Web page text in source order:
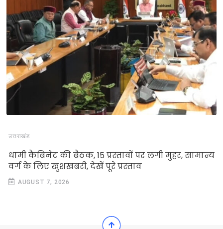
उत्तराखंड
धामी कैबिनेट की बैठक, 15 प्रस्तावों पर लगी मुहर, सामान्य
वर्ग के लिए खुशखबरी, देखें पूरे प्रस्ताव
AUGUST 7, 2026